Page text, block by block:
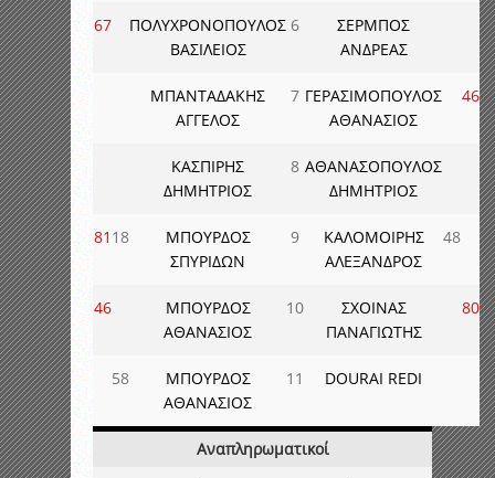
67
ΠΟΛΥΧΡΟΝΟΠΟΥΛΟΣ
ΒΑΣΙΛΕΙΟΣ
6
ΣΕΡΜΠΟΣ
ΑΝΔΡΕΑΣ
ΜΠΑΝΤΑΔΑΚΗΣ
ΑΓΓΕΛΟΣ
7 ΓΕΡΑΣΙΜΟΠΟΥΛΟΣ
ΑΘΑΝΑΣΙΟΣ
46
ΚΑΣΠΙΡΗΣ
ΔΗΜΗΤΡΙΟΣ
8 ΑΘΑΝΑΣΟΠΟΥΛΟΣ
ΔΗΜΗΤΡΙΟΣ
81 18
ΜΠΟΥΡΔΟΣ
ΣΠΥΡΙΔΩΝ
9
ΚΑΛΟΜΟΙΡΗΣ
ΑΛΕΞΑΝΔΡΟΣ
48
46
ΜΠΟΥΡΔΟΣ
ΑΘΑΝΑΣΙΟΣ
10
ΣΧΟΙΝΑΣ
ΠΑΝΑΓΙΩΤΗΣ
80
58
ΜΠΟΥΡΔΟΣ
ΑΘΑΝΑΣΙΟΣ
11 DOURAI REDI
Αναπληρωματικοί